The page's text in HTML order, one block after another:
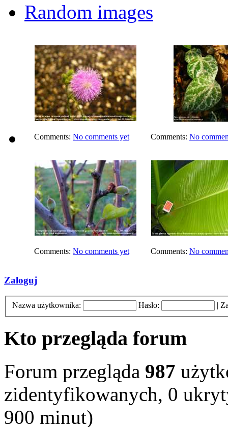
Random images
Comments: No comments yet Comments: No
Comments: No comments yet Comments: No
Zaloguj
Nazwa użytkownika: Hasło: |
Kto przegląda forum
Forum przegląda 987
zidentyfikowanych, 0
900 minut)